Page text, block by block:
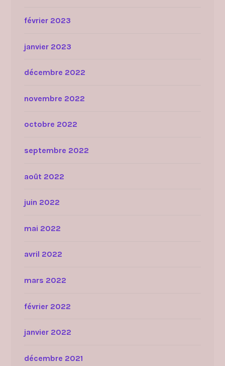
février 2023
janvier 2023
décembre 2022
novembre 2022
octobre 2022
septembre 2022
août 2022
juin 2022
mai 2022
avril 2022
mars 2022
février 2022
janvier 2022
décembre 2021